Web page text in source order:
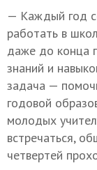
— Каждый год
работать в
даже до конца
знаний и
задача —
годовой
молодых
встречаться,
четвертей